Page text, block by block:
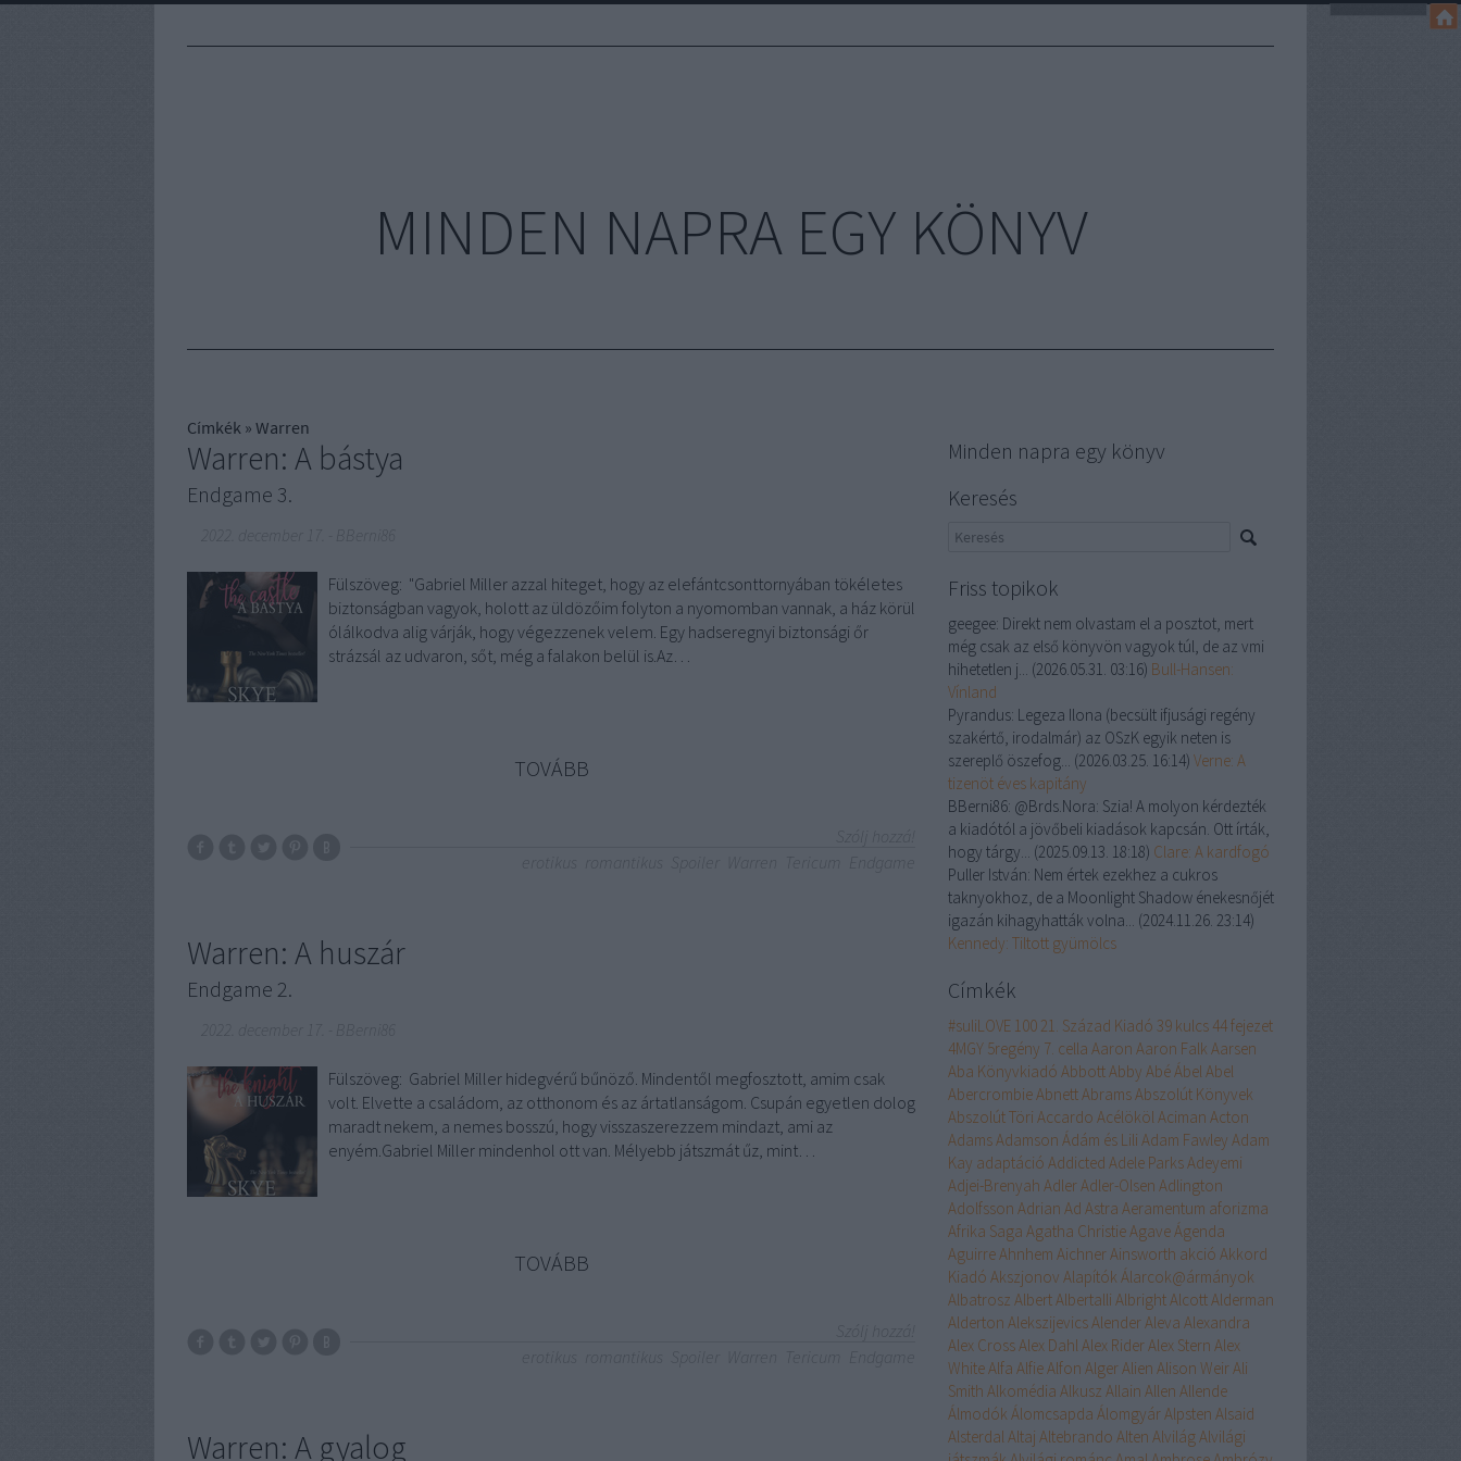
MINDEN NAPRA EGY KÖNYV
Címkék » Warren
Warren: A bástya
Endgame 3.
Fülszöveg: "Gabriel Miller azzal hiteget, hogy az elefántcsonttornyában tökéletes
biztonságban vagyok, holott az üldözőim folyton a nyomomban vannak, a ház körül
ólálkodva alig várják, hogy végezzenek velem. Egy hadseregnyi biztonsági őr
strázsál az udvaron, sőt, még a falakon belül is.Az…
TOVÁBB
Warren: A huszár
Endgame 2.
Fülszöveg: Gabriel Miller hidegvérű bűnöző. Mindentől megfosztott, amim csak
volt. Elvette a családom, az otthonom és az ártatlanságom. Csupán egyetlen dolog
maradt nekem, a nemes bosszú, hogy visszaszerezzem mindazt, ami az
enyém.Gabriel Miller mindenhol ott van. Mélyebb játszmát űz, mint…
TOVÁBB
Warren: A gyalog
Minden napra egy könyv
Keresés
Friss topikok
geegee: Direkt nem olvastam el a posztot, mert
még csak az első könyvön vagyok túl, de az vmi
hihetetlen j... (2026.05.31. 03:16) Bull-Hansen:
Vínland
Pyrandus: Legeza Ilona (becsült ifjusági regény
szakértő, irodalmár) az OSzK egyik neten is
szereplő öszefog... (2026.03.25. 16:14) Verne: A
tizenöt éves kapitány
BBerni86: @Brds.Nora: Szia! A molyon kérdezték
a kiadótól a jövőbeli kiadások kapcsán. Ott írták,
hogy tárgy... (2025.09.13. 18:18) Clare: A kardfogó
Puller István: Nem értek ezekhez a cukros
taknyokhoz, de a Moonlight Shadow énekesnőjét
igazán kihagyhatták volna... (2024.11.26. 23:14)
Kennedy: Tiltott gyümölcs
Címkék
#suliLOVE 100 21. Század Kiadó 39 kulcs 44 fejezet
4MGY 5regény 7. cella Aaron Aaron Falk Aarsen
Aba Könyvkiadó AbbottAbby AbéÁbelAbel
AbercrombieAbnettAbramsAbszolút Könyvek
Abszolút Töri Accardo AcélökölAciman Acton
AdamsAdamson Ádám és Lili Adam Fawley Adam
Kay adaptáció Addicted Adele ParksAdeyemi
Adjei-Brenyah AdlerAdler-Olsen Adlington
Adolfsson Adrian Ad Astra Aeramentum aforizma
Afrika Saga Agatha ChristieAgaveÁgenda
AguirreAhnhem AichnerAinsworth akció Akkord
Kiadó Akszjonov Alapítók Álarcok@ármányok
Albatrosz AlbertAlbertalli AlbrightAlcottAlderman
Alderton AlekszijevicsAlenderAleva Alexandra
Alex CrossAlex DahlAlex RiderAlex Stern Alex
WhiteAlfa AlfieAlfon AlgerAlien Alison WeirAli
Smith Alkomédia Alkusz Allain Allen Allende
Álmodók Álomcsapda ÁlomgyárAlpsten Alsaid
AlsterdalAltaj Altebrando Alten AlvilágAlvilági